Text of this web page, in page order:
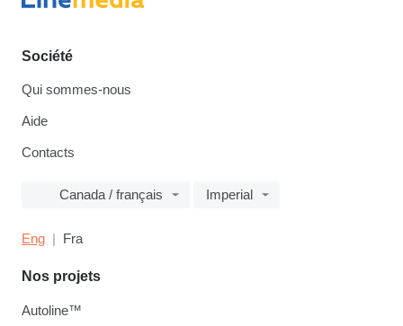
Société
Qui sommes-nous
Aide
Contacts
Canada / français Imperial
Eng Fra
Nos projets
Autoline™